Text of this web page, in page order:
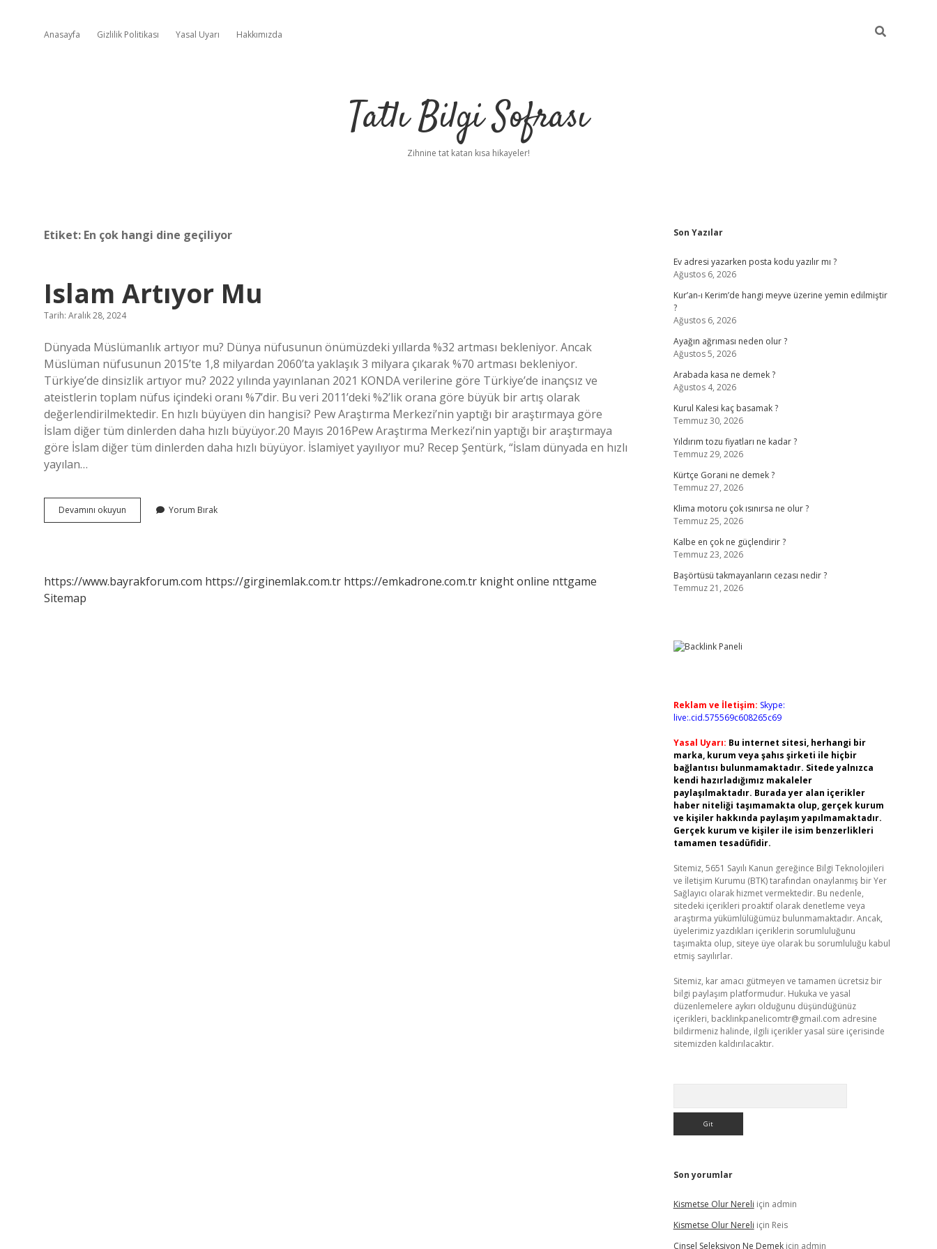
Anasayfa Gizlilik Politikası Yasal Uyarı Hakkımızda
Tatlı Bilgi Sofrası
Zihnine tat katan kısa hikayeler!
Etiket: En çok hangi dine geçiliyor
Islam Artıyor Mu
Tarih: Aralık 28, 2024
Dünyada Müslümanlık artıyor mu? Dünya nüfusunun önümüzdeki yıllarda %32 artması bekleniyor. Ancak
Müslüman nüfusunun 2015’te 1,8 milyardan 2060’ta yaklaşık 3 milyara çıkarak %70 artması bekleniyor.
Türkiye’de dinsizlik artıyor mu? 2022 yılında yayınlanan 2021 KONDA verilerine göre Türkiye’de inançsız ve
ateistlerin toplam nüfus içindeki oranı %7’dir. Bu veri 2011’deki %2’lik orana göre büyük bir artış olarak
değerlendirilmektedir. En hızlı büyüyen din hangisi? Pew Araştırma Merkezi’nin yaptığı bir araştırmaya göre
İslam diğer tüm dinlerden daha hızlı büyüyor.20 Mayıs 2016Pew Araştırma Merkezi’nin yaptığı bir araştırmaya
göre İslam diğer tüm dinlerden daha hızlı büyüyor. İslamiyet yayılıyor mu? Recep Şentürk, “İslam dünyada en hızlı
yayılan…
Devamını okuyun
Artıyor
Yorum Bırak
https://www.bayrakforum.com https://girginemlak.com.tr https://emkadrone.com.tr knight online nttgame
Sitemap
Sidebar
Son Yazılar
Ev adresi yazarken posta kodu yazılır mı ?
Ağustos 6, 2026
Kur’an-ı Kerim’de hangi meyve üzerine yemin edilmiştir
?
Ağustos 6, 2026
Ayağın ağrıması neden olur ?
Ağustos 5, 2026
Arabada kasa ne demek ?
Ağustos 4, 2026
Kurul Kalesi kaç basamak ?
Temmuz 30, 2026
Yıldırım tozu fiyatları ne kadar ?
Temmuz 29, 2026
Kürtçe Gorani ne demek ?
Temmuz 27, 2026
Klima motoru çok ısınırsa ne olur ?
Temmuz 25, 2026
Kalbe en çok ne güçlendirir ?
Temmuz 23, 2026
Başörtüsü takmayanların cezası nedir ?
Temmuz 21, 2026
Reklam ve İletişim: Skype:
live:.cid.575569c608265c69
Yasal Uyarı: Bu internet sitesi, herhangi bir
marka, kurum veya şahıs şirketi ile hiçbir
bağlantısı bulunmamaktadır. Sitede yalnızca
kendi hazırladığımız makaleler
paylaşılmaktadır. Burada yer alan içerikler
haber niteliği taşımamakta olup, gerçek kurum
ve kişiler hakkında paylaşım yapılmamaktadır.
Gerçek kurum ve kişiler ile isim benzerlikleri
tamamen tesadüfidir.
Sitemiz, 5651 Sayılı Kanun gereğince Bilgi Teknolojileri
ve İletişim Kurumu (BTK) tarafından onaylanmış bir Yer
Sağlayıcı olarak hizmet vermektedir. Bu nedenle,
sitedeki içerikleri proaktif olarak denetleme veya
araştırma yükümlülüğümüz bulunmamaktadır. Ancak,
üyelerimiz yazdıkları içeriklerin sorumluluğunu
taşımakta olup, siteye üye olarak bu sorumluluğu kabul
etmiş sayılırlar.
Sitemiz, kar amacı gütmeyen ve tamamen ücretsiz bir
bilgi paylaşım platformudur. Hukuka ve yasal
düzenlemelere aykırı olduğunu düşündüğünüz
içerikleri, backlinkpanelicomtr@gmail.com adresine
bildirmeniz halinde, ilgili içerikler yasal süre içerisinde
sitemizden kaldırılacaktır.
Son yorumlar
Kismetse Olur Nereli için admin
Kismetse Olur Nereli için Reis
Cinsel Seleksiyon Ne Demekiçin admin